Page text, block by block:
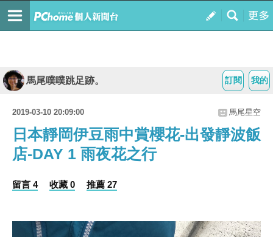
我的
訂閱
馬尾噗噗跳足跡。
2019-03-10 20:09:00 馬尾星空
日本靜岡伊豆雨中賞櫻花-出發靜波飯
店-DAY 1 雨夜花之行
留言 4 收藏 0 推薦 27